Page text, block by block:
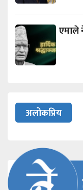
एमाले
अलोकप्रिय